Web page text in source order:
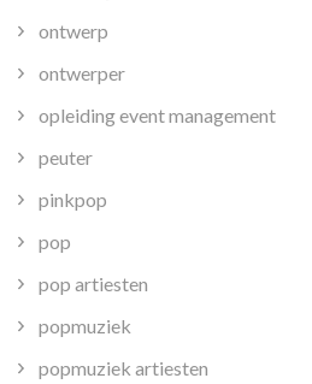
ontwerp
ontwerper
opleiding event management
peuter
pinkpop
pop
pop artiesten
popmuziek
popmuziek artiesten